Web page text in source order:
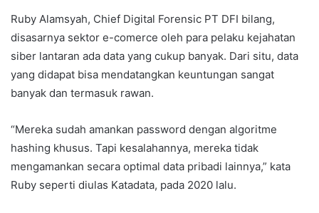
Ruby Alamsyah, Chief Digital Forensic PT DFI bilang,
disasarnya sektor e-comerce oleh para pelaku kejahatan
siber lantaran ada data yang cukup banyak. Dari situ, data
yang didapat bisa mendatangkan keuntungan sangat
banyak dan termasuk rawan.
“Mereka sudah amankan password dengan algoritme
hashing khusus. Tapi kesalahannya, mereka tidak
mengamankan secara optimal data pribadi lainnya,” kata
Ruby seperti diulas Katadata, pada 2020 lalu.